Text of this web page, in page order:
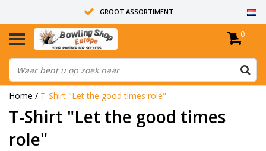
GROOT ASSORTIMENT
14 DAGEN RETOUR RECHT
ALLE BOWLINGBALLEN ZIJN ONGEBOORD
0
Home / T-Shirt "Let the good times role"
T-Shirt "Let the good times
role"